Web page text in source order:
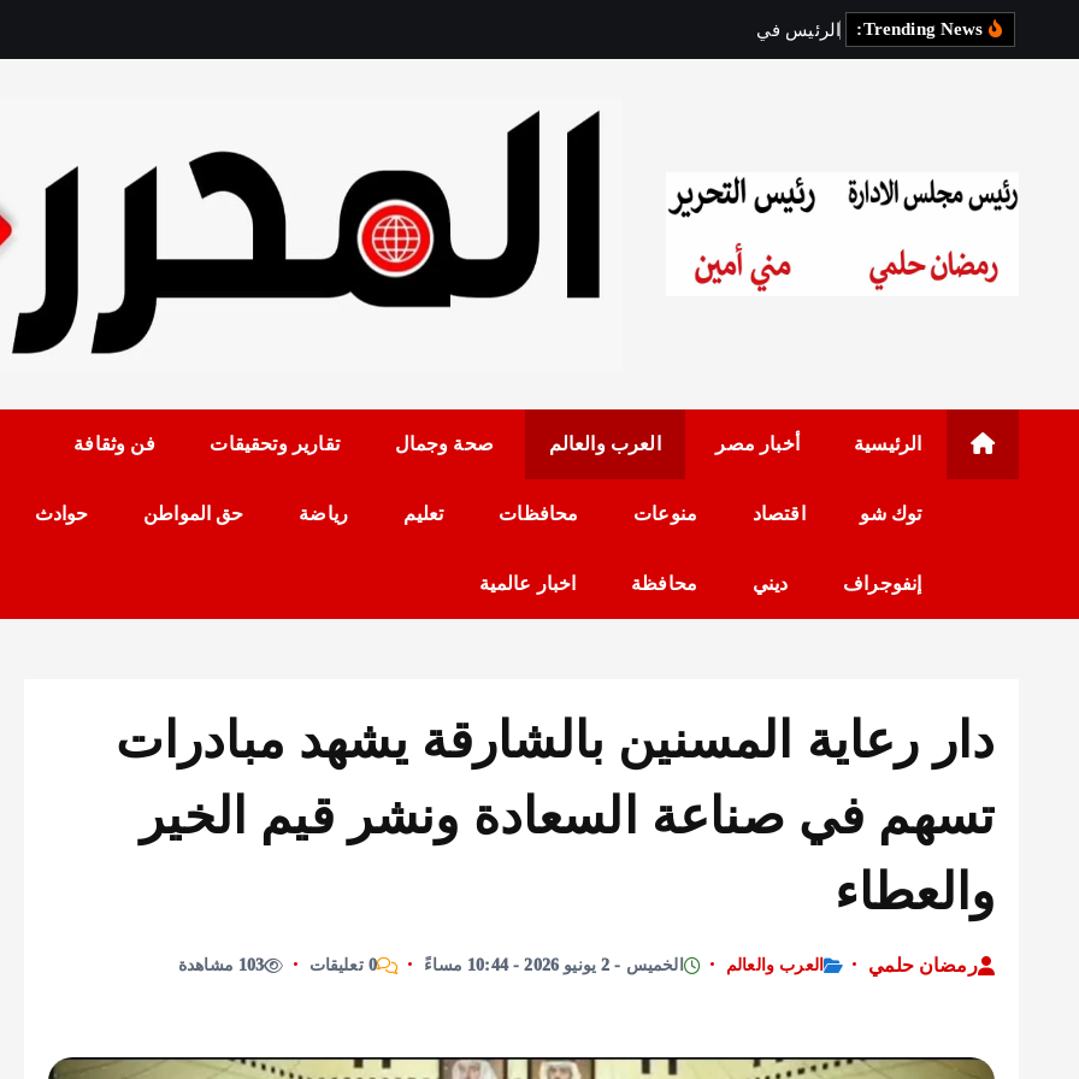
م
لرئيس في
رئيس مجلس الإدارة: رمضان حلمي رئيس
الرئيسية أخبار مصر العرب والعالم صحة وجمال تقارير وتحقيقات فن وثقافة
توك شو اقتصاد منوعات محافظات تعليم رياضة حق المواطن حوادث
إنفوجراف ديني محافظة اخبار عالمية
دار رعاية المسنين بالشارقة يشهد مبادرات
تسهم في صناعة السعادة ونشر قيم الخير
والعطاء
رمضان حلمي العرب والعالم الخميس - 2 يونيو 2026 - 10:44 مساءً 0 تعليقات 103 مشاهدة